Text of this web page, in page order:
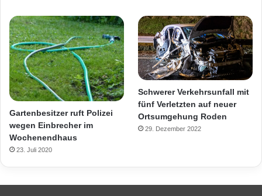
Gartenbesitzer ruft Polizei
wegen Einbrecher im
Wochenendhaus
23. Juli 2020
Schwerer Verkehrsunfall mit
fünf Verletzten auf neuer
Ortsumgehung Roden
29. Dezember 2022